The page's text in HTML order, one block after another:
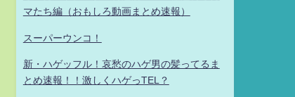
マたち編（おもしろ動画まとめ速報）
スーパーウンコ！
新・ハゲッフル！哀愁のハゲ男の髪ってるま
とめ速報！！激しくハゲっTEL？